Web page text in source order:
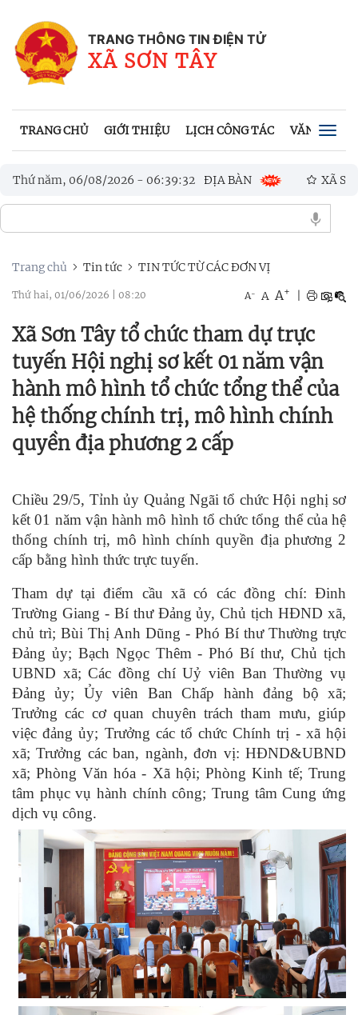
TRANG THÔNG TIN ĐIỆN TỬ
XÃ SƠN TÂY
TRANG CHỦ GIỚI THIỆU LỊCH CÔNG TÁC VĂN BẢN
Thứ năm, 06/08/2026 - 06:39:34
TRƯỜNG HỌC TRÊN ĐỊA BÀN
XÃ SƠN TÂY KHAI
LUẬT DÂN QUÂN TỰ VỆ VÀ LUẬT GIÁO DỤC QUỐC
Trang chủ Tin tức TIN TỨC TỪ CÁC ĐƠN VỊ
Thứ hai, 01/06/2026 08:20 A- A A+
Xã Sơn Tây tổ chức tham dự trực
tuyến Hội nghị sơ kết 01 năm vận
hành mô hình tổ chức tổng thể của
hệ thống chính trị, mô hình chính
quyền địa phương 2 cấp
Chiều 29/5, Tỉnh ủy Quảng Ngãi tổ chức Hội nghị sơ
kết 01 năm vận hành mô hình tổ chức tổng thể của hệ
thống chính trị, mô hình chính quyền địa phương 2
cấp bằng hình thức trực tuyến.
Tham dự tại điểm cầu xã có các đồng chí: Đinh
Trường Giang - Bí thư Đảng ủy, Chủ tịch HĐND xã,
chủ trì; Bùi Thị Anh Dũng - Phó Bí thư Thường trực
Đảng ủy; Bạch Ngọc Thêm - Phó Bí thư, Chủ tịch
UBND xã; Các đồng chí Uỷ viên Ban Thường vụ
Đảng ủy; Ủy viên Ban Chấp hành đảng bộ xã;
Trưởng các cơ quan chuyên trách tham mưu, giúp
việc đảng ủy; Trưởng các tổ chức Chính trị - xã hội
xã; Trưởng các ban, ngành, đơn vị: HĐND&UBND
xã; Phòng Văn hóa - Xã hội; Phòng Kinh tế; Trung
tâm phục vụ hành chính công; Trung tâm Cung ứng
dịch vụ công.